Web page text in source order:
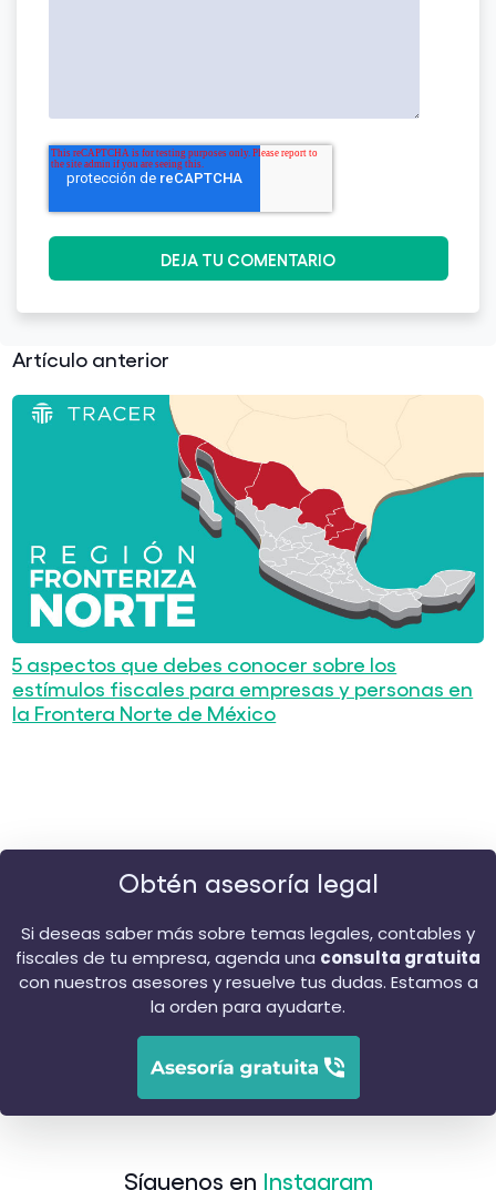
Artículo anterior
5 aspectos que debes conocer sobre los
estímulos fiscales para empresas y personas en
la Frontera Norte de México
Obtén asesoría legal
Si deseas saber más sobre temas legales, contables y
fiscales de tu empresa, agenda una consulta gratuita
con nuestros asesores y resuelve tus dudas. Estamos a
la orden para ayudarte.
Síguenos en Instagram